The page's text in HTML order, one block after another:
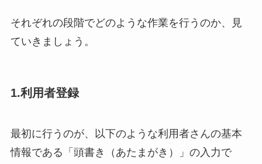
それぞれの段階でどのような作業を行うのか、見
ていきましょう。
1.利用者登録
最初に行うのが、以下のような利用者さんの基本
情報である「頭書き（あたまがき）」の入力で